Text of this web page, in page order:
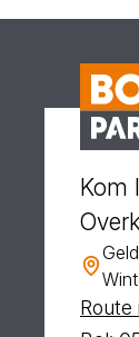
Kom
Route